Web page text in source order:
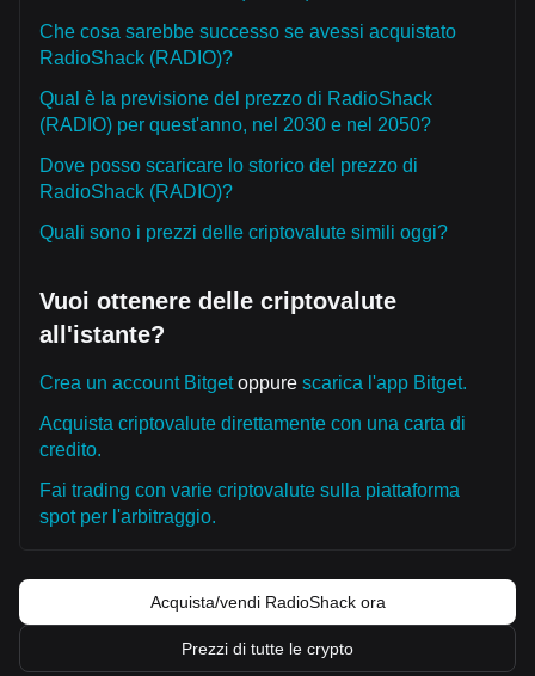
Che cosa sarebbe successo se avessi acquistato
RadioShack (RADIO)?
Qual è la previsione del prezzo di RadioShack
(RADIO) per quest'anno, nel 2030 e nel 2050?
Dove posso scaricare lo storico del prezzo di
RadioShack (RADIO)?
Quali sono i prezzi delle criptovalute simili oggi?
Vuoi ottenere delle criptovalute
all'istante?
Crea un account Bitgetoppure scarica l'app Bitget.
Acquista criptovalute direttamente con una carta di
credito.
Fai trading con varie criptovalute sulla piattaforma
spot per l'arbitraggio.
Acquista/vendi RadioShack ora
Prezzi di tutte le crypto